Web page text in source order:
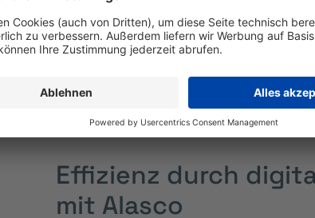
Bauweise, energieeffizienter
Finanzsteuerung essentiell,
bleiben.“- Christian Schulte,
Effizienz durch
mit Alasco